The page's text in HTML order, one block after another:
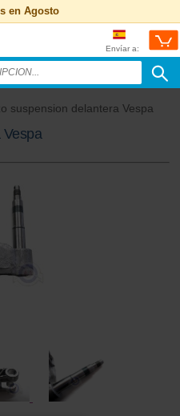
en Agosto
Envíar a:
suspension delantera Vespa
Vespa